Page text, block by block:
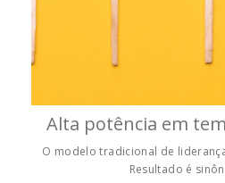
Alta potência em
O modelo tradicional de
Resultado é